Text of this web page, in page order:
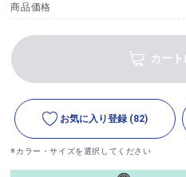
商品価格
カー
お気に入り登録 (82)
※カラー・サイズを選択してください